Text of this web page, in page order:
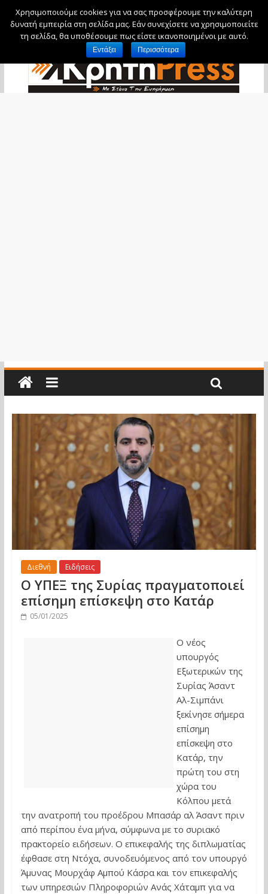
Πέμπτη, 6 Αυγούστου, 2026
Διεθνή Ειδήσεις
Ο ΥΠΕΞ της Συρίας πραγματοποιεί
επίσημη επίσκεψη στο Κατάρ
05/01/2025
Ο νέος
υπουργός
Εξωτερικών της
Συρίας Άσαντ
Αλ-Σιμπάνι
ξεκίνησε σήμερα
επίσημη
επίσκεψη στο
Κατάρ, την
πρώτη του στη
χώρα του
Κόλπου μετά
την ανατροπή του προέδρου Μπασάρ αλ Άσαντ πριν
από περίπου ένα μήνα, σύμφωνα με το συριακό
πρακτορείο ειδήσεων. Ο επικεφαλής της διπλωματίας
έφθασε στη Ντόχα, συνοδευόμενος από τον υπουργό
Άμυνας Μουρχάφ Αμπού Κάσρα και τον επικεφαλής
των υπηρεσιών Πληροφοριών Ανάς Χάταμπ για να
Χρησιμοποιούμε cookies για να σας προσφέρουμε την καλύτερη
δυνατή εμπειρία στη σελίδα μας. Εάν συνεχίσετε να χρησιμοποιείτε
τη σελίδα, θα υποθέσουμε πως είστε ικανοποιημένοι με αυτό.
Εντάξει Περισσότερα